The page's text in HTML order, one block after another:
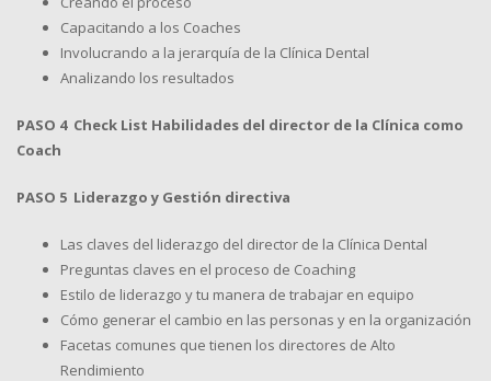
Capacitando a los Coaches
Involucrando a la jerarquía de la Clínica Dental
Analizando los resultados
PASO 4 Check List Habilidades del director de la Clínica como
Coach
PASO 5 Liderazgo y Gestión directiva
Las claves del liderazgo del director de la Clínica Dental
Preguntas claves en el proceso de Coaching
Estilo de liderazgo y tu manera de trabajar en equipo
Cómo generar el cambio en las personas y en la organización
Facetas comunes que tienen los directores de Alto
Rendimiento